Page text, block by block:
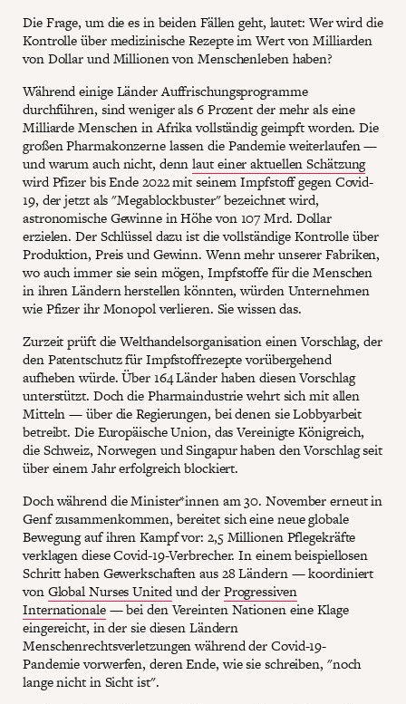
Die Frage, um die es in beiden Fällen geht, lautet: Wer wird die
Kontrolle über medizinische Rezepte im Wert von Milliarden
von Dollar und Millionen von Menschenleben haben?
Während einige Länder Auffrischungsprogramme
durchführen, sind weniger als 6 Prozent der mehr als eine
Milliarde Menschen in Afrika vollständig geimpft worden. Die
großen Pharmakonzerne lassen die Pandemie weiterlaufen —
und warum auch nicht, dennlaut einer aktuellen Schätzung
wird Pfizer bis Ende 2022 mit seinem Impfstoff gegen Covid-
19, der jetzt als "Megablockbuster" bezeichnet wird,
astronomische Gewinne in Höhe von 107 Mrd. Dollar
erzielen. Der Schlüssel dazu ist die vollständige Kontrolle über
Produktion, Preis und Gewinn. Wenn mehr unserer Fabriken,
wo auch immer sie sein mögen, Impfstoffe für die Menschen
in ihren Ländern herstellen könnten, würden Unternehmen
wie Pfizer ihr Monopol verlieren. Sie wissen das.
Zurzeit prüft die Welthandelsorganisation einen Vorschlag, der
den Patentschutz für Impfstoffrezepte vorübergehend
aufheben würde. Über 164 Länder haben diesen Vorschlag
unterstützt. Doch die Pharmaindustrie wehrt sich mit allen
Mitteln — über die Regierungen, bei denen sie Lobbyarbeit
betreibt. Die Europäische Union, das Vereinigte Königreich,
die Schweiz, Norwegen und Singapur haben den Vorschlag seit
über einem Jahr erfolgreich blockiert.
Doch während die Minister*innen am 30. November erneut in
Genf zusammenkommen, bereitet sich eine neue globale
Bewegung auf ihren Kampf vor: 2,5 Millionen Pflegekräfte
verklagen diese Covid-19-Verbrecher. In einem beispiellosen
Schritt haben Gewerkschaften aus 28 Ländern — koordiniert
vonGlobal Nurses Unitedund derProgressiven
Internationale— bei den Vereinten Nationen eine Klage
eingereicht, in der sie diesen Ländern
Menschenrechtsverletzungen während der Covid-19-
Pandemie vorwerfen, deren Ende, wie sie schreiben, "noch
lange nicht in Sicht ist".